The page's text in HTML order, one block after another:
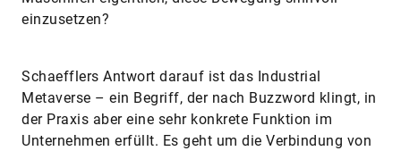
einzusetzen?
Schaefflers Antwort darauf ist das Industrial
Metaverse – ein Begriff, der nach Buzzword klingt, in
der Praxis aber eine sehr konkrete Funktion im
Unternehmen erfüllt. Es geht um die Verbindung von